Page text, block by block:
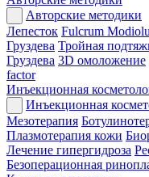
Авторские методики
Лепесток Fulcrum
Груздева Тройная
Груздева 3D омоложение
factor
Инъекционная
Инъекционная
Мезотерапия
Плазмотерапия кожи
Лечение гипергидроза
Безоперационная